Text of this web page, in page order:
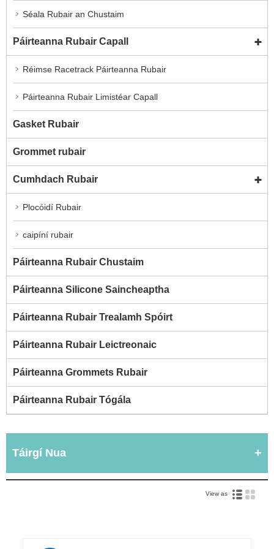
Séala Rubair an Chustaim
Páirteanna Rubair Capall
Réimse Racetrack Páirteanna Rubair
Páirteanna Rubair Limistéar Capall
Gasket Rubair
Grommet rubair
Cumhdach Rubair
Plocóidí Rubair
caipíní rubair
Páirteanna Rubair Chustaim
Páirteanna Silicone Saincheaptha
Páirteanna Rubair Trealamh Spóirt
Páirteanna Rubair Leictreonaic
Páirteanna Grommets Rubair
Páirteanna Rubair Tógála
Táirgí Nua
View as